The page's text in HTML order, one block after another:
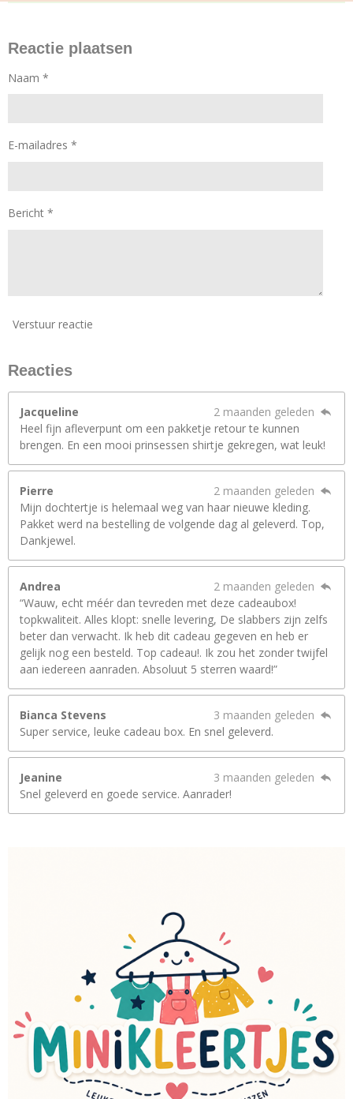
Reactie plaatsen
Naam *
E-mailadres *
Bericht *
Verstuur reactie
Reacties
Jacqueline
2 maanden geleden
Heel fijn afleverpunt om een pakketje retour te kunnen
brengen. En een mooi prinsessen shirtje gekregen, wat leuk!
Pierre
2 maanden geleden
Mijn dochtertje is helemaal weg van haar nieuwe kleding.
Pakket werd na bestelling de volgende dag al geleverd. Top,
Dankjewel.
Andrea
2 maanden geleden
“Wauw, echt méér dan tevreden met deze cadeaubox!
topkwaliteit. Alles klopt: snelle levering, De slabbers zijn zelfs
beter dan verwacht. Ik heb dit cadeau gegeven en heb er
gelijk nog een besteld. Top cadeau!. Ik zou het zonder twijfel
aan iedereen aanraden. Absoluut 5 sterren waard!”
Bianca Stevens
3 maanden geleden
Super service, leuke cadeau box. En snel geleverd.
Jeanine
3 maanden geleden
Snel geleverd en goede service. Aanrader!